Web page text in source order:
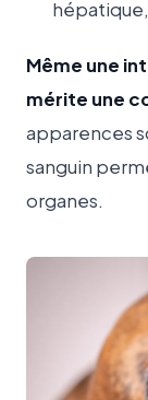
Même une
mérite une
apparences
sanguin
organes.